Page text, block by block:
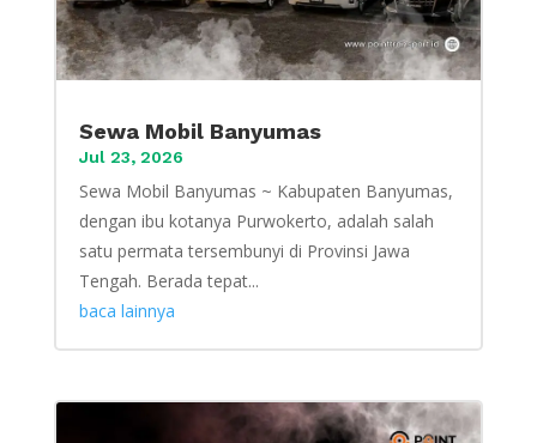
Sewa Mobil Banyumas
Jul 23, 2026
Sewa Mobil Banyumas ~ Kabupaten Banyumas,
dengan ibu kotanya Purwokerto, adalah salah
satu permata tersembunyi di Provinsi Jawa
Tengah. Berada tepat...
baca lainnya